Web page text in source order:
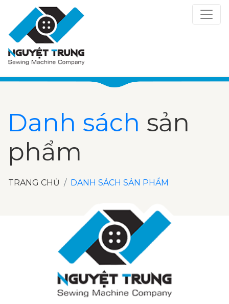
Danh sách sản
phẩm
TRANG CHỦ DANH SÁCH SẢN PHẨM